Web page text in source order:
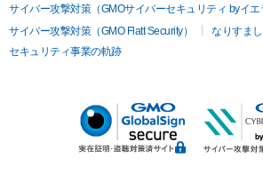
サイバー攻撃対策（GMOサイバーセキュリティ byイエ
サイバー攻撃対策（GMO Flatt Security）
なりすま
セキュリティ事業の軌跡